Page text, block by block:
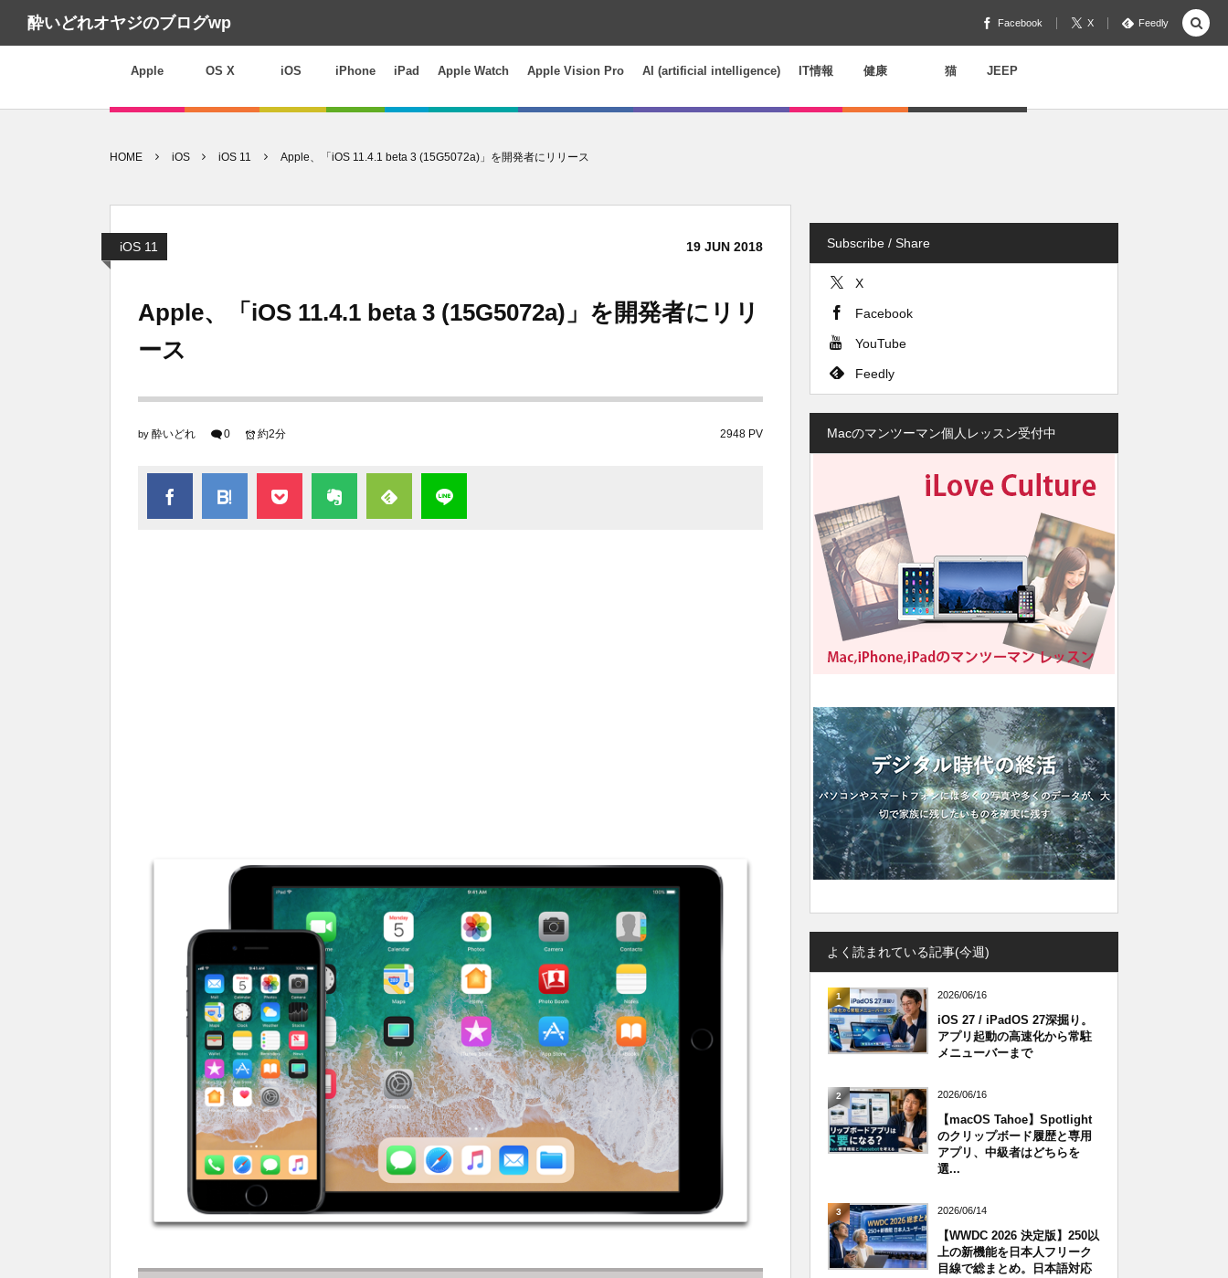
酔いどれオヤジのブログwp Facebook X Feedly
Apple OS X iOS iPhone iPad Apple Watch Apple Vision Pro AI (artificial intelligence) IT情報 健康 猫 JEEP
HOME iOS iOS 11 Apple、「iOS 11.4.1 beta 3 (15G5072a)」を開発者にリリース
iOS 11 19 JUN 2018
Apple、「iOS 11.4.1 beta 3 (15G5072a)」を開発者にリリ
ース
by 酔いどれ 0 2948 PV
約2分
Subscribe / Share
X
Facebook
YouTube
Feedly
Macのマンツーマン個人レッスン受付中
よく読まれている記事(今週)
1 2026/06/16
iOS 27 / iPadOS 27深掘り。
アプリ起動の高速化から常駐
メニューバーまで
2 2026/06/16
【macOS Tahoe】Spotlight
のクリップボード履歴と専用
アプリ、中級者はどちらを
選...
3 2026/06/14
【WWDC 2026 決定版】250以
上の新機能を日本人フリーク
目線で総まとめ。日本語対応